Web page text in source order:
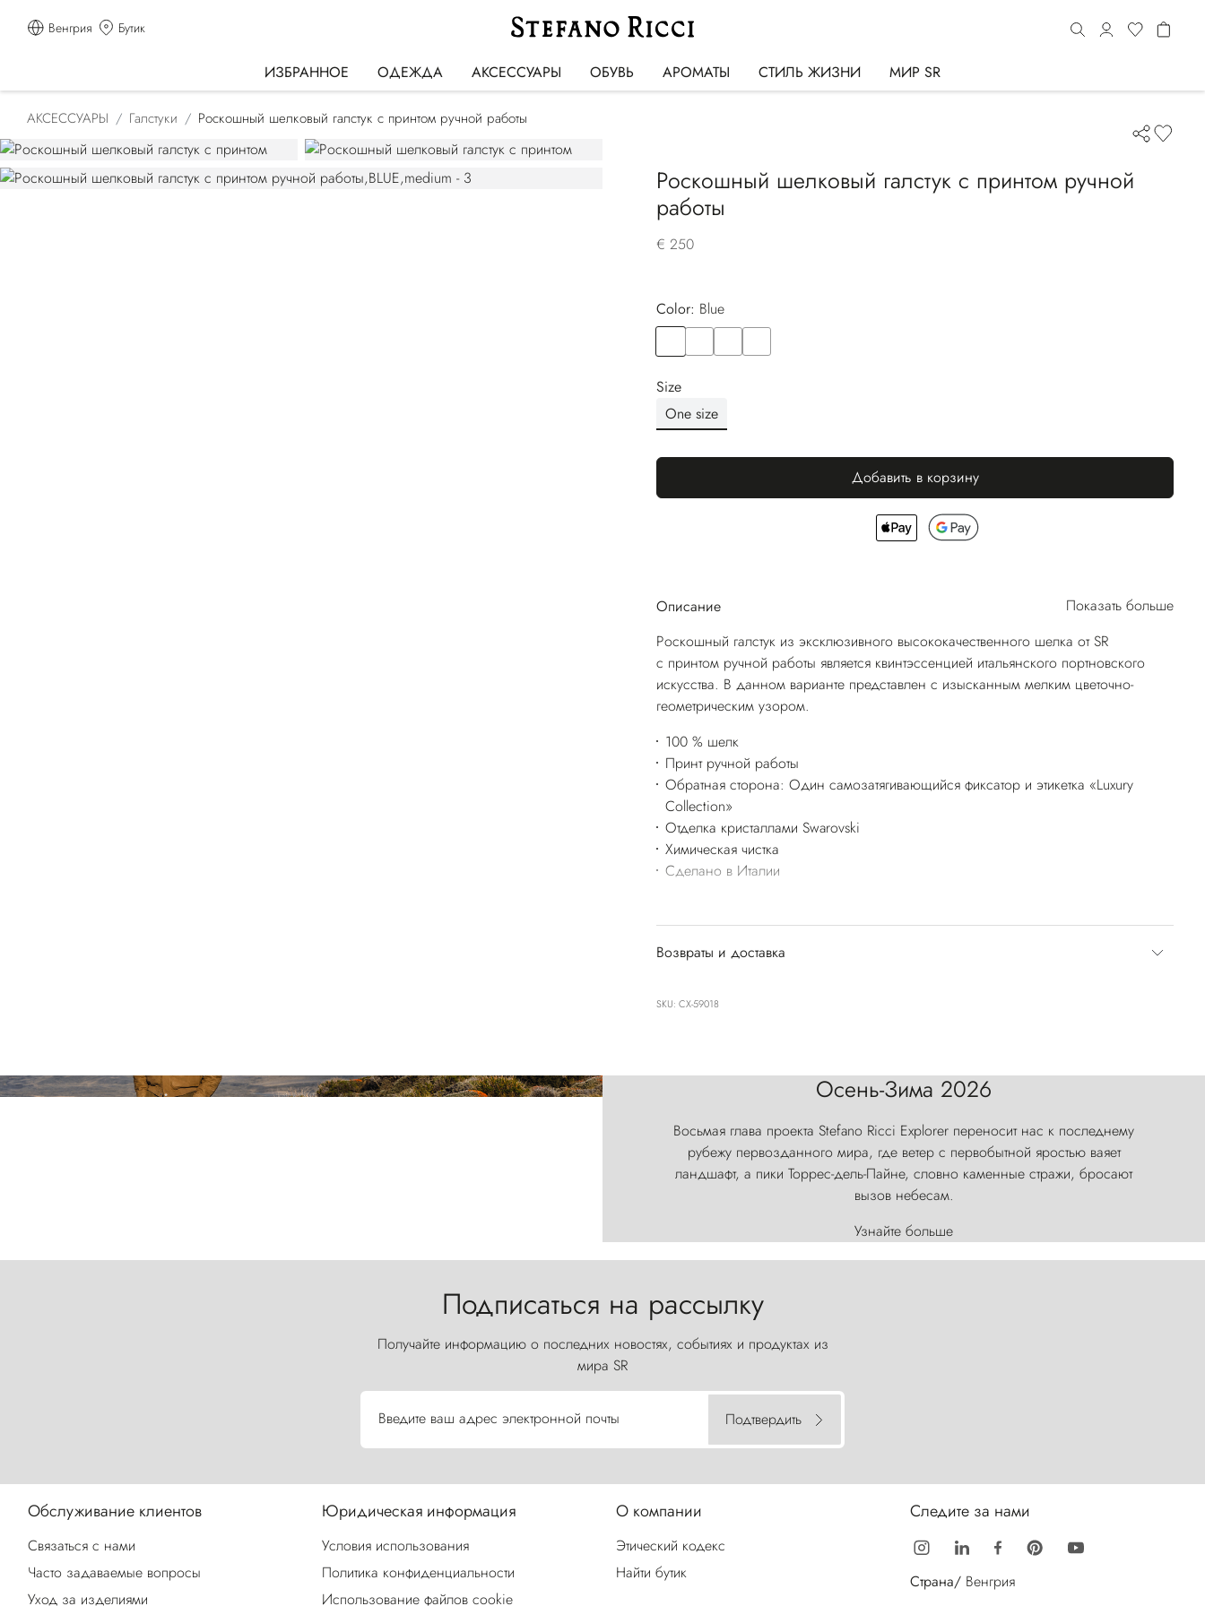
Венгрия Бутик
ИЗБРАННОЕ ОДЕЖДА АКСЕССУАРЫ ОБУВЬ АРОМАТЫ СТИЛЬ ЖИЗНИ МИР SR
АКСЕССУАРЫ Галстуки Роскошный шелковый галстук с принтом ручной работы
Роскошный шелковый галстук с принтом ручной
работы
€ 250
Color:
blue
Size
One size
Добавить в корзину
Описание
Показать больше
Роскошный галстук из эксклюзивного высококачественного шелка от SR
с принтом ручной работы является квинтэссенцией итальянского портновского
искусства. В данном варианте представлен с изысканным мелким цветочно-
геометрическим узором.
100 % шелк
Принт ручной работы
Обратная сторона: Один самозатягивающийся фиксатор и этикетка «Luxury
Collection»
Отделка кристаллами Swarovski
Химическая чистка
Сделано в Италии
Возвраты и доставка
SKU: CX-59018
Осень-Зима 2026
Восьмая глава проекта Stefano Ricci Explorer переносит нас к последнему
рубежу первозданного мира, где ветер с первобытной яростью ваяет
ландшафт, а пики Торрес-дель-Пайне, словно каменные стражи, бросают
вызов небесам.
Узнайте больше
Подписаться на рассылку
Получайте информацию о последних новостях, событиях и продуктах из
мира SR
Введите ваш адрес электронной почты Подтвердить
Обслуживание клиентов
Связаться с нами
Часто задаваемые вопросы
Уход за изделиями
Юридическая информация
Условия использования
Политика конфиденциальности
Использование файлов cookie
О компании
Этический кодекс
Найти бутик
Следите за нами
Страна/ Венгрия